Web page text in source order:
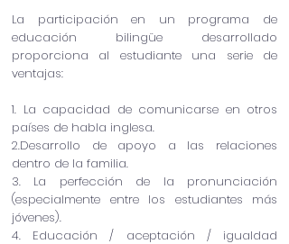
La participación en un programa de
educación bilingüe desarrollado
proporciona al estudiante una serie de
ventajas:
1. La capacidad de comunicarse en otros
países de habla inglesa.
2.Desarrollo de apoyo a las relaciones
dentro de la familia.
3. La perfección de la pronunciación
(especialmente entre los estudiantes más
jóvenes).
4. Educación / aceptación / igualdad